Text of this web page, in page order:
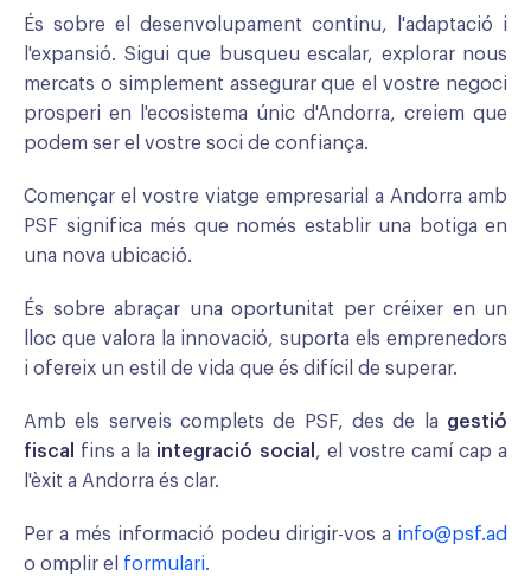
És sobre el desenvolupament continu, l'adaptació i
l'expansió. Sigui que busqueu escalar, explorar nous
mercats o simplement assegurar que el vostre negoci
prosperi en l'ecosistema únic d'Andorra, creiem que
podem ser el vostre soci de confiança.
Començar el vostre viatge empresarial a Andorra amb
PSF significa més que només establir una botiga en
una nova ubicació.
És sobre abraçar una oportunitat per créixer en un
lloc que valora la innovació, suporta els emprenedors
i ofereix un estil de vida que és difícil de superar.
Amb els serveis complets de PSF, des de la gestió
fiscal
fins a la integració social , el vostre camí cap a
l'èxit a Andorra és clar.
Per a més informació podeu dirigir-vos a info@psf.ad
o omplir el formulari.